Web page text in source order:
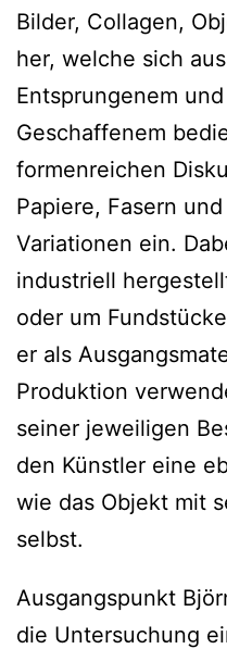
Bilder, Collagen,
her, welche sich
Entsprungenem
Geschaffenem
formenreichen
Papiere, Fasern
Variationen ein.
industriell
oder um
er als
Produktion
seiner jeweiligen
den Künstler eine
wie das Objekt mit
selbst.
Ausgangspunkt
die Untersuchung